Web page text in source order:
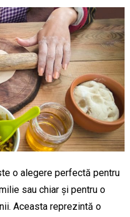
o alegere perfectă pentru
sau chiar și pentru o
Aceasta reprezintă o